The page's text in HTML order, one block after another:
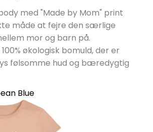
med "Made by Mom" print
måde at fejre den særlige
mor og barn på.
økologisk bomuld, der er
følsomme hud og bæredygtig
Blue